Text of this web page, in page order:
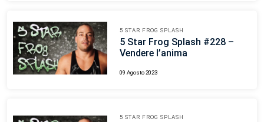
5 STAR FROG SPLASH
5 Star Frog Splash #228 –
Vendere l’anima
09 Agosto 2023
5 STAR FROG SPLASH